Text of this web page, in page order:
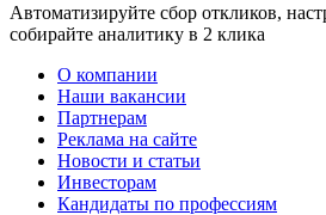
Автоматизируйте сбор откликов,
собирайте аналитику в 2 клика
О компании
Наши вакансии
Партнерам
Реклама на сайте
Новости и статьи
Инвесторам
Кандидаты по профессиям